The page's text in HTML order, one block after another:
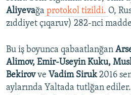
Aliyevağa protokol tizildi. O,
zıddiyet çıqaruv) 282-nci
Bu iş boyunca qabaatlanğan
Alimov, Emir-Useyin Kuku,
Bekirovve Vadim Siruk2016
aylarında Yaltada tutlğan